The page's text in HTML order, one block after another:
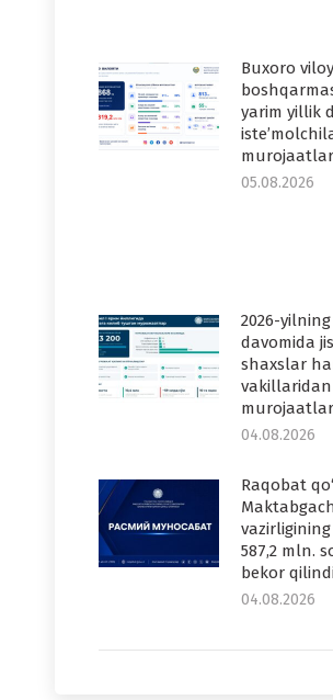
Buxoro
yarim yillik
05.08.2026
2026-
davomida
shaxslar
04.08.2026
Raqobat
587,2 mln.
bekor
04.08.2026